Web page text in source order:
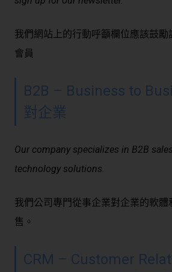
我們網站上的行動呼籲欄位應該鼓勵
會員
B2B – Business to
對企業
Our company specializes in B2B
technology solutions.
我們公司專門從事企業對企業的軟
售。
CRM – Customer